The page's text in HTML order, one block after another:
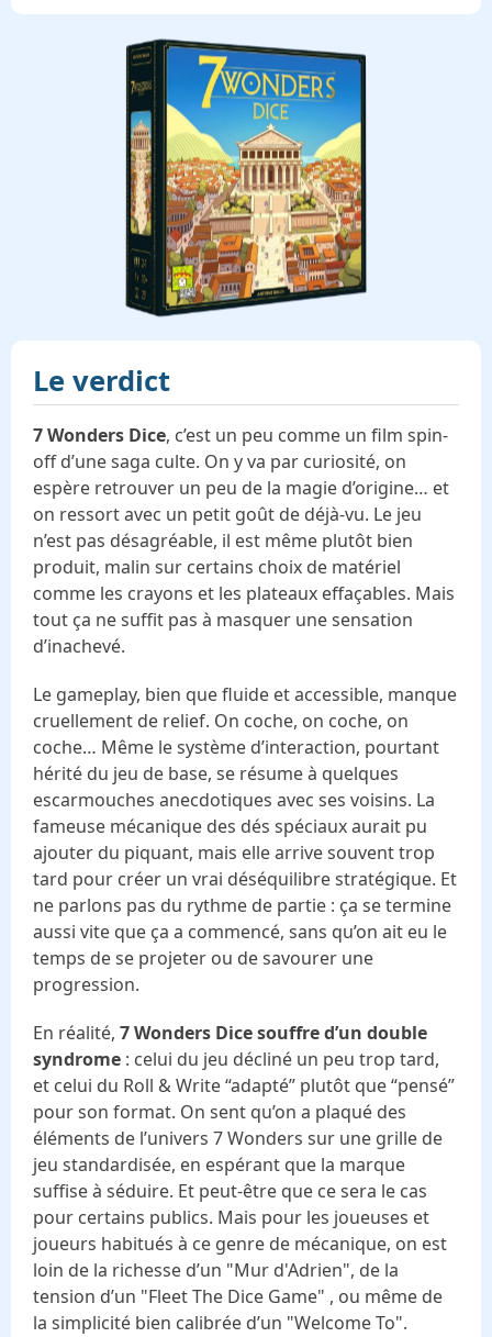
Le verdict
7 Wonders Dice, c’est un peu comme un film spin-
off d’une saga culte. On y va par curiosité, on
espère retrouver un peu de la magie d’origine… et
on ressort avec un petit goût de déjà-vu. Le jeu
n’est pas désagréable, il est même plutôt bien
produit, malin sur certains choix de matériel
comme les crayons et les plateaux effaçables. Mais
tout ça ne suffit pas à masquer une sensation
d’inachevé.
Le gameplay, bien que fluide et accessible, manque
cruellement de relief. On coche, on coche, on
coche… Même le système d’interaction, pourtant
hérité du jeu de base, se résume à quelques
escarmouches anecdotiques avec ses voisins. La
fameuse mécanique des dés spéciaux aurait pu
ajouter du piquant, mais elle arrive souvent trop
tard pour créer un vrai déséquilibre stratégique. Et
ne parlons pas du rythme de partie : ça se termine
aussi vite que ça a commencé, sans qu’on ait eu le
temps de se projeter ou de savourer une
progression.
En réalité, 7 Wonders Dice souffre d’un double
syndrome : celui du jeu décliné un peu trop tard,
et celui du Roll & Write “adapté” plutôt que “pensé”
pour son format. On sent qu’on a plaqué des
éléments de l’univers 7 Wonders sur une grille de
jeu standardisée, en espérant que la marque
suffise à séduire. Et peut-être que ce sera le cas
pour certains publics. Mais pour les joueuses et
joueurs habitués à ce genre de mécanique, on est
loin de la richesse d’un "Mur d'Adrien", de la
tension d’un "Fleet The Dice Game" , ou même de
la simplicité bien calibrée d’un "Welcome To".